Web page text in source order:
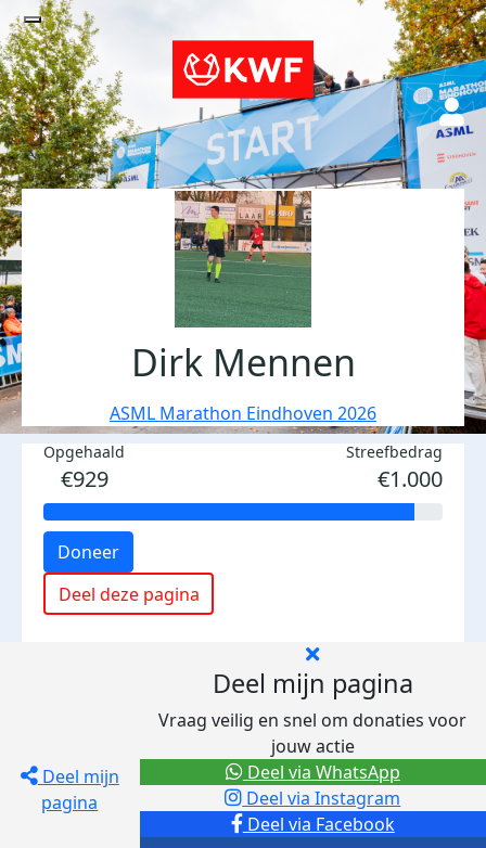
Dirk Mennen
ASML Marathon Eindhoven 2026
Opgehaald
€929
Streefbedrag
€1.000
Doneer
Deel deze pagina
Deel mijn
pagina
Deel mijn pagina
Vraag veilig en snel om donaties voor
jouw actie
Deel via Facebook
Deel via Instagram
Deel via WhatsApp